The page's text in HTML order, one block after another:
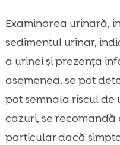
Examinarea urinară,
sedimentul urinar,
a urinei și prezența
asemenea, se pot
pot semnala riscul de
cazuri, se
particular dacă